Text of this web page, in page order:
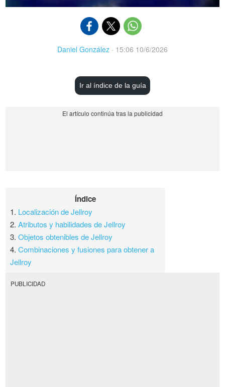
Daniel González · 15:06 10/6/2026
Ir al índice de la guía
Índice
1. Localización de Jellroy
2.Atributos y habilidades de Jellroy
3.Objetos obtenibles de Jellroy
4.Combinaciones y fusiones para obtener a
Jellroy
PUBLICIDAD